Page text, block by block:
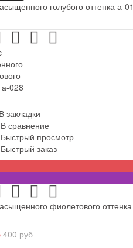
голубого оттенка а-
В закладки
В сравнение
Быстрый просмотр
Быстрый заказ
фиолетового
400 руб